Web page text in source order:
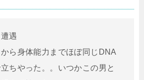
遇
ら身体能力までほぼ同じDNA
ちやった。。いつかこの男と